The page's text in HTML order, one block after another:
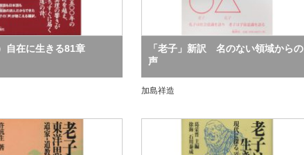
自在に生きる81章
「老子」新訳 名のない領域からの
声
加島祥造